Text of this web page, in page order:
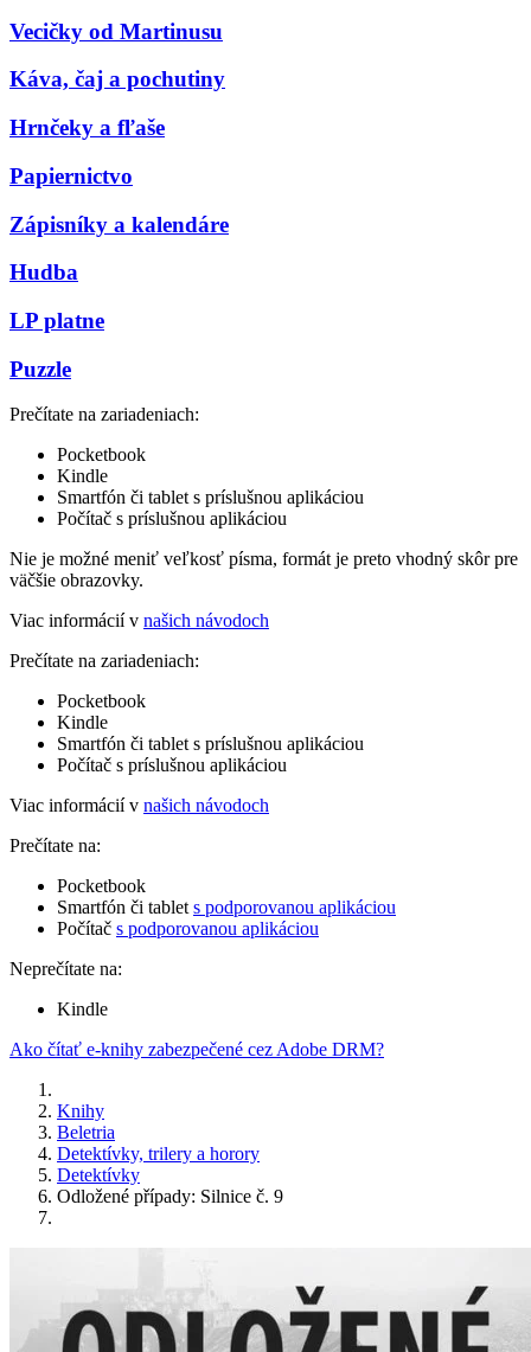
Vecičky od Martinusu
Káva, čaj a pochutiny
Hrnčeky a fľaše
Papiernictvo
Zápisníky a kalendáre
Hudba
LP platne
Puzzle
Prečítate na zariadeniach:
Pocketbook
Kindle
Smartfón či tablet s príslušnou aplikáciou
Počítač s príslušnou aplikáciou
Nie je možné meniť veľkosť písma, formát je preto vhodný skôr pre
väčšie obrazovky.
Viac informácií v našich návodoch
Prečítate na zariadeniach:
Pocketbook
Kindle
Smartfón či tablet s príslušnou aplikáciou
Počítač s príslušnou aplikáciou
Viac informácií v našich návodoch
Prečítate na:
Pocketbook
Smartfón či tablet s podporovanou aplikáciou
Počítač s podporovanou aplikáciou
Neprečítate na:
Kindle
Ako čítať e-knihy zabezpečené cez Adobe DRM?
Knihy
Beletria
Detektívky, trilery a horory
Detektívky
Odložené případy: Silnice č. 9